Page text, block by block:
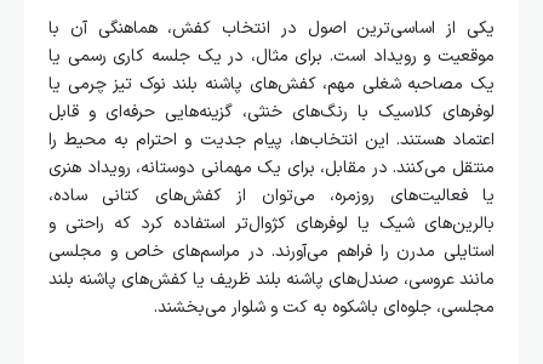
یکی از اساسی‌ترین اصول در انتخاب کفش، هماهنگی آن با
موقعیت و رویداد است. برای مثال، در یک جلسه کاری رسمی یا
یک مصاحبه شغلی مهم، کفش‌های پاشنه بلند نوک تیز چرمی یا
لوفرهای کلاسیک با رنگ‌های خنثی، گزینه‌هایی حرفه‌ای و قابل
اعتماد هستند. این انتخاب‌ها، پیام جدیت و احترام به محیط را
منتقل می‌کنند. در مقابل، برای یک مهمانی دوستانه، رویداد هنری
یا فعالیت‌های روزمره، می‌توان از کفش‌های کتانی ساده،
بالرین‌های شیک یا لوفرهای کژوال‌تر استفاده کرد که راحتی و
استایلی مدرن را فراهم می‌آورند. در مراسم‌های خاص و مجلسی
مانند عروسی، صندل‌های پاشنه بلند ظریف یا کفش‌های پاشنه بلند
مجلسی، جلوه‌ای باشکوه به کت و شلوار می‌بخشند.